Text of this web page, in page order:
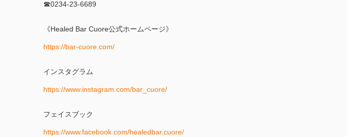
☎︎0234-23-6689
《Healed Bar Cuore公式ホームページ》
https://bar-cuore.com/
インスタグラム
https://www.instagram.com/bar_cuore/
フェイスブック
https://www.facebook.com/healedbar.cuore/